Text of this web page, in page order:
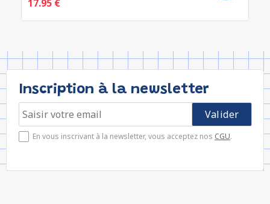
17.95 €
Inscription à la newsletter
En vous inscrivant à la newsletter, vous acceptez nos CGU.